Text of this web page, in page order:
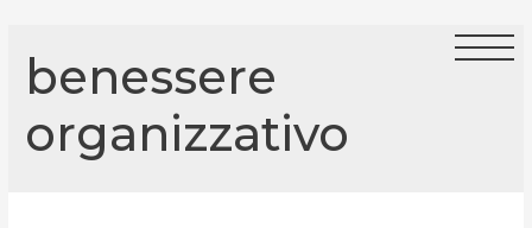
benessere
organizzativo